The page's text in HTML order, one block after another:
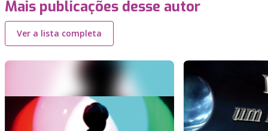
Mais publicações desse autor
Ver a lista completa